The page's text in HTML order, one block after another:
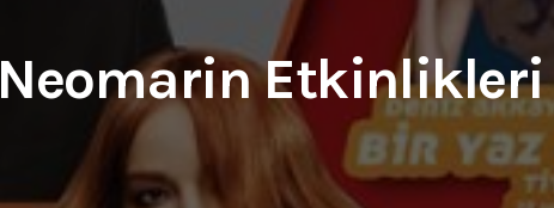
Neomarin Etkinlikleri